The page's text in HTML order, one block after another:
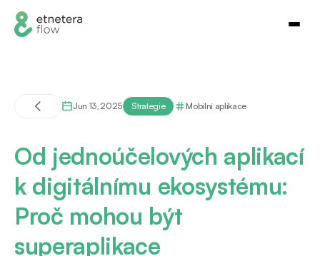
Jun 13, 2025 Strategie Mobilní aplikace
Od jednoúčelových aplikací
k digitálnímu ekosystému:
Proč mohou být
superaplikace